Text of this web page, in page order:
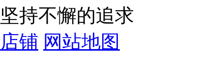
坚持不懈的追求
店铺 网站地图